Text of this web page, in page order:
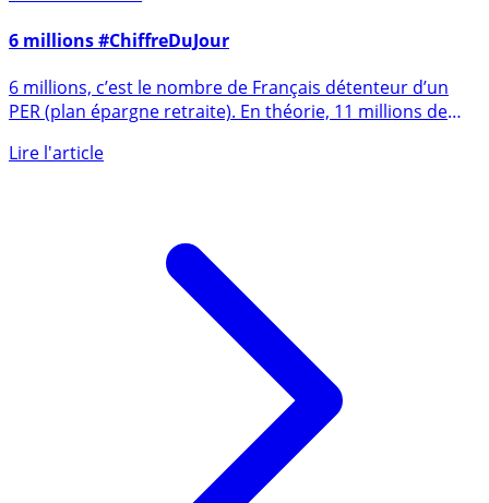
22 octobre 2022
6 millions #ChiffreDuJour
PER (plan épargne retraite). En théorie, 11 millions de